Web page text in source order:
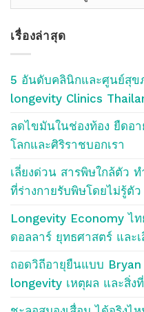
บลอค
Blog
เรื่องล่าสุด
5 อันดับคลินิกและศูนย์สุข
longevity Clinics
ลดไขมันในช่องท้อง ยืดอ
โลกและศิริราชบอกเรา
เลี่ยงด่วน สารพิษใกล้ตัว
ที่ร่างกายรับพิษโดยไม่รู้ตัว
Longevity Economy ไ
ดอลลาร์ ยุทธศาสตร์ และ
ถอดวิถีอายุยืนแบบ
longevity เหตุผล และสิ่ง